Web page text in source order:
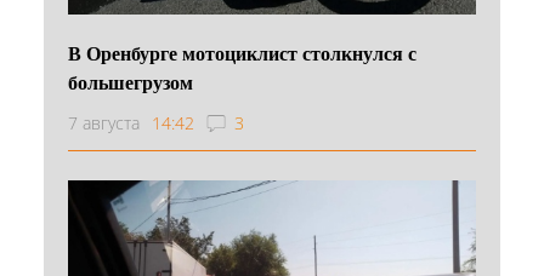
В Оренбурге мотоциклист столкнулся с
большегрузом
7 августа 14:42 3